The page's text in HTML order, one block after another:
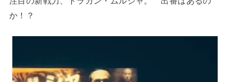
か！？